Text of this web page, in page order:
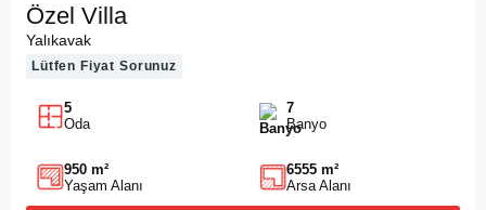
Özel Villa
Yalıkavak
Lütfen Fiyat Sorunuz
5
Oda
7
Banyo
950 m²
Yaşam Alanı
6555 m²
Arsa Alanı